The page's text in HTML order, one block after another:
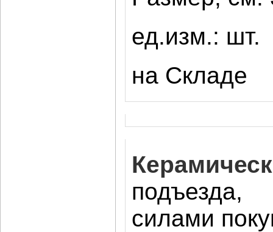
ед.изм.: шт.
на Складе
подъезда,
силами